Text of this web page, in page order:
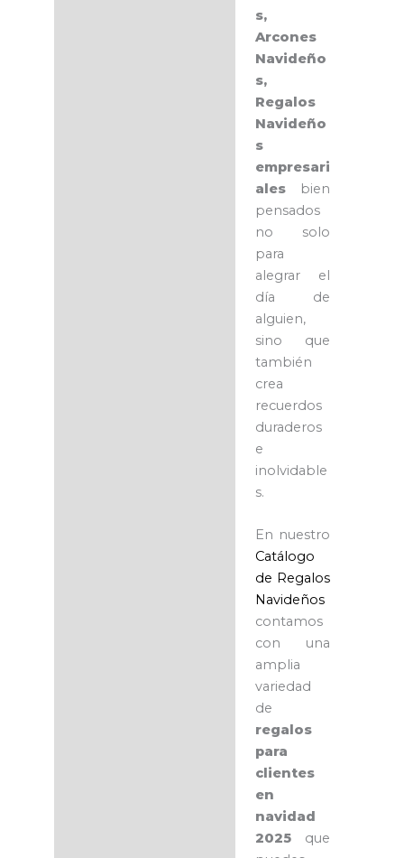
s,
Arcones
Navideño
s,
Regalos
Navideño
s
empresari
alesbien
pensados
no solo
para
alegrar el
día de
alguien,
sino que
también
crea
recuerdos
duraderos
e
inolvidable
s.
En nuestro
Catálogo
de Regalos
Navideños
contamos
con una
amplia
variedad
de
regalos
para
clientes
en
navidad
2025 que